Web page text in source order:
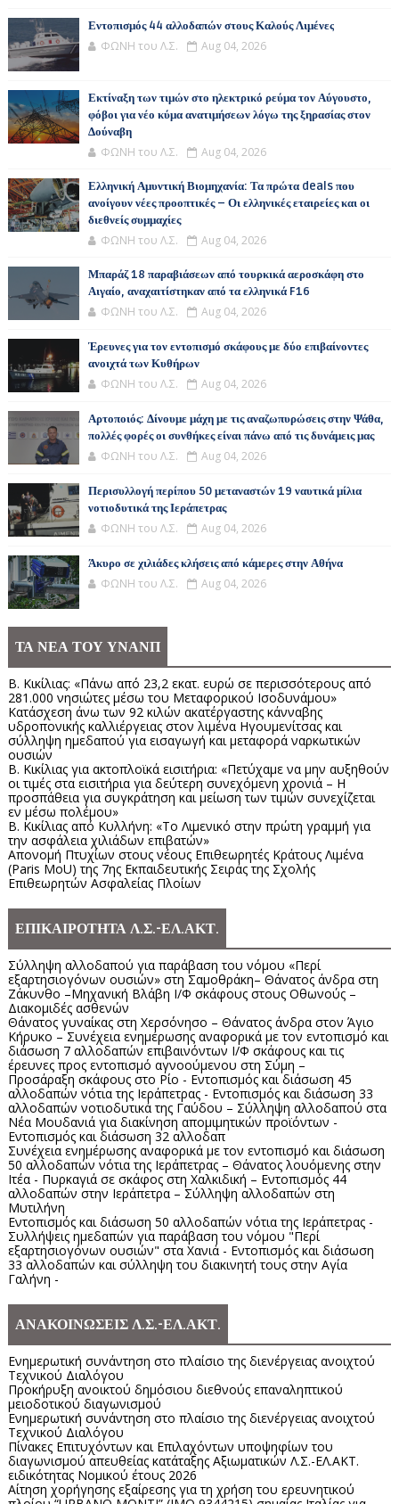
Εντοπισμός 44 αλλοδαπών στους Καλούς Λιμένες
ΦΩΝΗ του Λ.Σ. Aug 04, 2026
Εκτίναξη των τιμών στο ηλεκτρικό ρεύμα τον Αύγουστο,
φόβοι για νέο κύμα ανατιμήσεων λόγω της ξηρασίας στον
Δούναβη
ΦΩΝΗ του Λ.Σ. Aug 04, 2026
Ελληνική Αμυντική Βιομηχανία: Τα πρώτα deals που
ανοίγουν νέες προοπτικές – Οι ελληνικές εταιρείες και οι
διεθνείς συμμαχίες
ΦΩΝΗ του Λ.Σ. Aug 04, 2026
Μπαράζ 18 παραβιάσεων από τουρκικά αεροσκάφη στο
Αιγαίο, αναχαιτίστηκαν από τα ελληνικά F16
ΦΩΝΗ του Λ.Σ. Aug 04, 2026
Έρευνες για τον εντοπισμό σκάφους με δύο επιβαίνοντες
ανοιχτά των Κυθήρων
ΦΩΝΗ του Λ.Σ. Aug 04, 2026
Αρτοποιός: Δίνουμε μάχη με τις αναζωπυρώσεις στην Ψάθα,
πολλές φορές οι συνθήκες είναι πάνω από τις δυνάμεις μας
ΦΩΝΗ του Λ.Σ. Aug 04, 2026
Περισυλλογή περίπου 50 μεταναστών 19 ναυτικά μίλια
νοτιοδυτικά της Ιεράπετρας
ΦΩΝΗ του Λ.Σ. Aug 04, 2026
Άκυρο σε χιλιάδες κλήσεις από κάμερες στην Αθήνα
ΦΩΝΗ του Λ.Σ. Aug 04, 2026
ΤΑ ΝΕΑ ΤΟΥ ΥΝΑΝΠ
Β. Κικίλιας: «Πάνω από 23,2 εκατ. ευρώ σε περισσότερους από
281.000 νησιώτες μέσω του Μεταφορικού Ισοδυνάμου»
Κατάσχεση άνω των 92 κιλών ακατέργαστης κάνναβης
υδροπονικής καλλιέργειας στον λιμένα Ηγουμενίτσας και
σύλληψη ημεδαπού για εισαγωγή και μεταφορά ναρκωτικών
ουσιών
Β. Κικίλιας για ακτοπλοϊκά εισιτήρια: «Πετύχαμε να μην αυξηθούν
οι τιμές στα εισιτήρια για δεύτερη συνεχόμενη χρονιά – Η
προσπάθεια για συγκράτηση και μείωση των τιμών συνεχίζεται
εν μέσω πολέμου»
Β. Κικίλιας από Κυλλήνη: «Το Λιμενικό στην πρώτη γραμμή για
την ασφάλεια χιλιάδων επιβατών»
Απονομή Πτυχίων στους νέους Επιθεωρητές Κράτους Λιμένα
(Paris MoU) της 7ης Εκπαιδευτικής Σειράς της Σχολής
Επιθεωρητών Ασφαλείας Πλοίων
ΕΠΙΚΑΙΡΟΤΗΤΑ Λ.Σ.-ΕΛ.ΑΚΤ.
Σύλληψη αλλοδαπού για παράβαση του νόμου «Περί
εξαρτησιογόνων ουσιών» στη Σαμοθράκη– Θάνατος άνδρα στη
Ζάκυνθο –Μηχανική Βλάβη Ι/Φ σκάφους στους Οθωνούς –
Διακομιδές ασθενών
Θάνατος γυναίκας στη Χερσόνησο – Θάνατος άνδρα στον Άγιο
Κήρυκο – Συνέχεια ενημέρωσης αναφορικά με τον εντοπισμό και
διάσωση 7 αλλοδαπών επιβαινόντων Ι/Φ σκάφους και τις
έρευνες προς εντοπισμό αγνοούμενου στη Σύμη –
Προσάραξη σκάφους στο Ρίο - Εντοπισμός και διάσωση 45
αλλοδαπών νότια της Ιεράπετρας - Εντοπισμός και διάσωση 33
αλλοδαπών νοτιοδυτικά της Γαύδου – Σύλληψη αλλοδαπού στα
Νέα Μουδανιά για διακίνηση απομιμητικών προϊόντων -
Εντοπισμός και διάσωση 32 αλλοδαπ
Συνέχεια ενημέρωσης αναφορικά με τον εντοπισμό και διάσωση
50 αλλοδαπών νότια της Ιεράπετρας – Θάνατος λουόμενης στην
Ιτέα - Πυρκαγιά σε σκάφος στη Χαλκιδική – Εντοπισμός 44
αλλοδαπών στην Ιεράπετρα – Σύλληψη αλλοδαπών στη
Μυτιλήνη
Εντοπισμός και διάσωση 50 αλλοδαπών νότια της Ιεράπετρας -
Συλλήψεις ημεδαπών για παράβαση του νόμου "Περί
εξαρτησιογόνων ουσιών" στα Χανιά - Εντοπισμός και διάσωση
33 αλλοδαπών και σύλληψη του διακινητή τους στην Αγία
Γαλήνη -
ΑΝΑΚΟΙΝΩΣΕΙΣ Λ.Σ.-ΕΛ.ΑΚΤ.
Ενημερωτική συνάντηση στο πλαίσιο της διενέργειας ανοιχτού
Τεχνικού Διαλόγου
Προκήρυξη ανοικτού δημόσιου διεθνούς επαναληπτικού
μειοδοτικού διαγωνισμού
Ενημερωτική συνάντηση στο πλαίσιο της διενέργειας ανοιχτού
Τεχνικού Διαλόγου
Πίνακες Επιτυχόντων και Επιλαχόντων υποψηφίων του
διαγωνισμού απευθείας κατάταξης Αξιωματικών Λ.Σ.-ΕΛ.ΑΚΤ.
ειδικότητας Νομικού έτους 2026
Αίτηση χορήγησης εξαίρεσης για τη χρήση του ερευνητικού